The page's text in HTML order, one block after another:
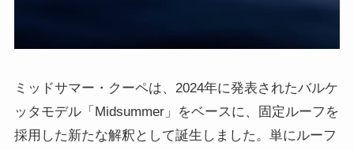
ミッドサマー・クーペは、2024年に発表されたバルケ
ッタモデル「Midsummer」をベースに、固定ルーフを
採用した新たな解釈として誕生しました。単にルーフ